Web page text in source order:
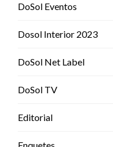
DoSol Eventos
Dosol Interior 2023
DoSol Net Label
DoSol TV
Editorial